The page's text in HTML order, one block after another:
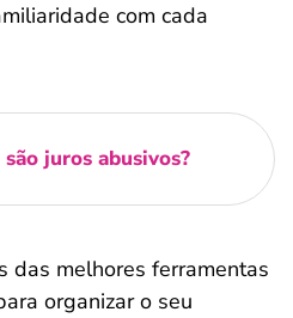
com cada
juros abusivos?
das melhores ferramentas
organizar o seu